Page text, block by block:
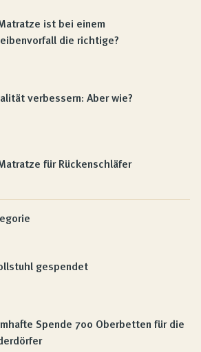
ist bei einem
die richtige?
verbessern: Aber wie?
für Rückenschläfer
gespendet
Spende 700 Oberbetten für die